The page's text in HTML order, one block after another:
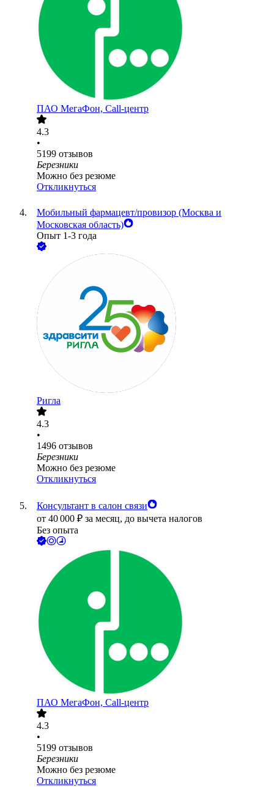
ПАО МегаФон, Call-центр
4.3
•
5199 отзывов
Березники
Можно без резюме
Откликнуться
Мобильный фармацевт/провизор (Москва и
Московская область)
Опыт 1-3 года
Ригла
4.3
•
1496 отзывов
Березники
Можно без резюме
Откликнуться
Консультант в салон связи
от 40 000 ₽ за месяц, до вычета налогов
Без опыта
ПАО МегаФон, Call-центр
4.3
•
5199 отзывов
Березники
Можно без резюме
Откликнуться